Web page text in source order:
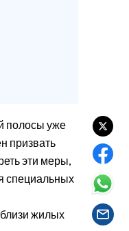
полосы уже
призвать
эти меры,
специальных
жилых